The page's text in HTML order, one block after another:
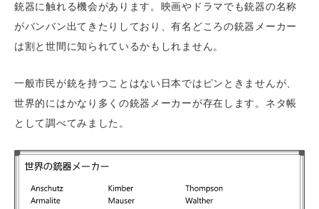
銃器に触れる機会があります。映画やドラマでも銃器の名称
がバンバン出てきたりしており、有名どころの銃器メーカー
は割と世間に知られているかもしれません。
一般市民が銃を持つことはない日本ではピンときませんが、
世界的にはかなり多くの銃器メーカーが存在します。ネタ帳
として調べてみました。